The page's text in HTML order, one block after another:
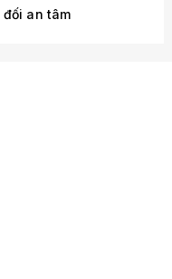
đối an tâm